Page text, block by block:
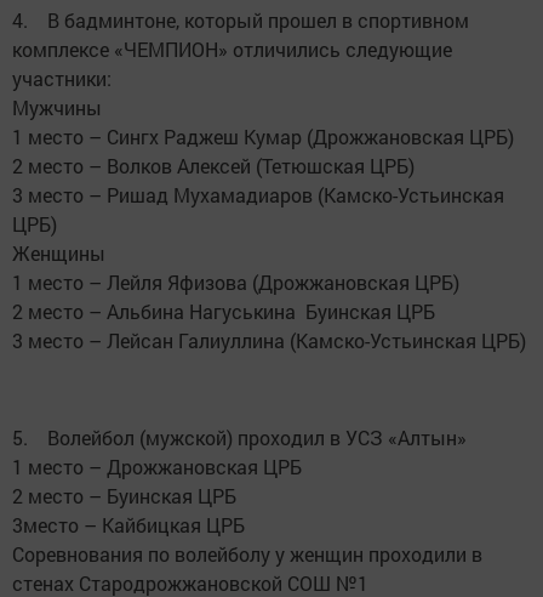
4. В бадминтоне, который прошел в спортивном
комплексе «ЧЕМПИОН» отличились следующие
участники:
Мужчины
1 место – Сингх Раджеш Кумар (Дрожжановская ЦРБ)
2 место – Волков Алексей (Тетюшская ЦРБ)
3 место – Ришад Мухамадиаров (Камско-Устьинская
ЦРБ)
Женщины
1 место – Лейля Яфизова (Дрожжановская ЦРБ)
2 место – Альбина Нагуськина Буинская ЦРБ
3 место – Лейсан Галиуллина (Камско-Устьинская ЦРБ)
5. Волейбол (мужской) проходил в УСЗ «Алтын»
1 место – Дрожжановская ЦРБ
2 место – Буинская ЦРБ
3место – Кайбицкая ЦРБ
Соревнования по волейболу у женщин проходили в
стенах Стародрожжановской СОШ №1